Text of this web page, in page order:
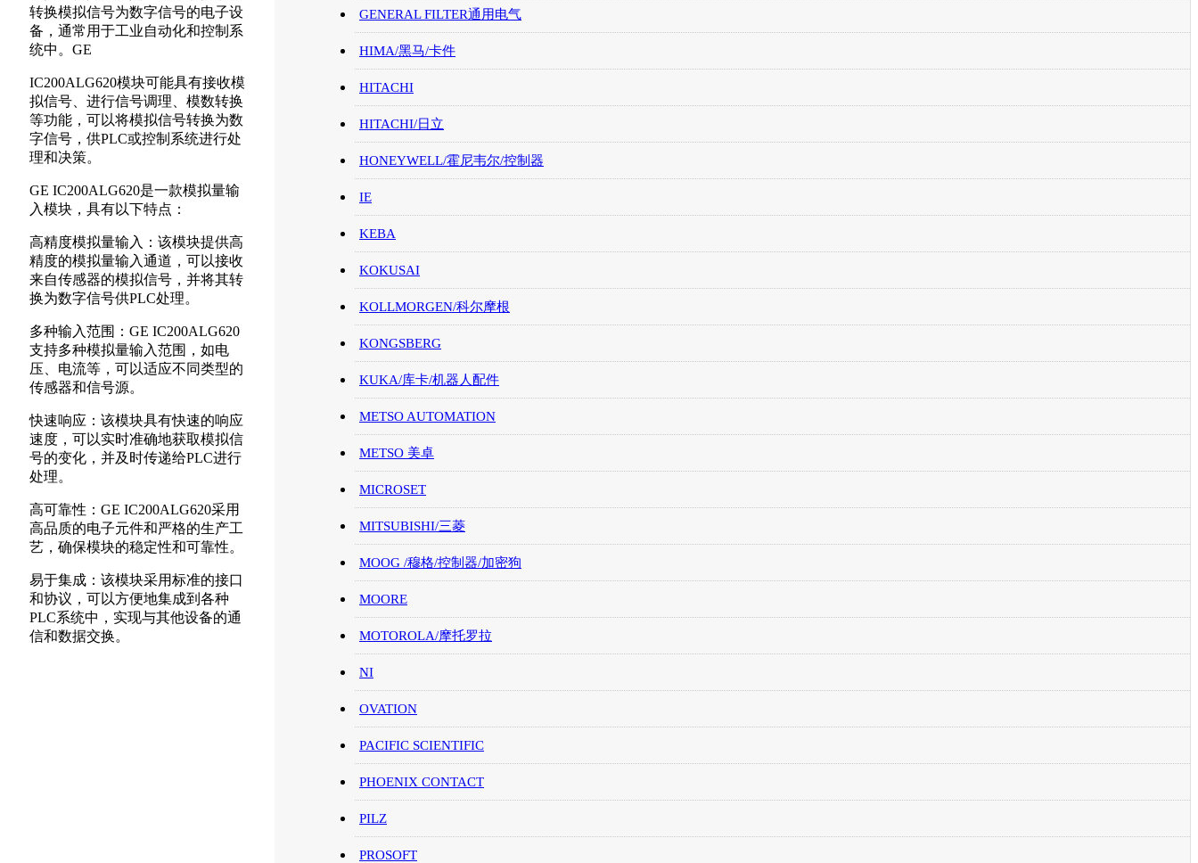
转换模拟信号为数字信号的电子设
备，通常用于工业自动化和控制系
统中。GE
IC200ALG620模块可能具有接收模
拟信号、进行信号调理、模数转换
等功能，可以将模拟信号转换为数
字信号，供PLC或控制系统进行处
理和决策。
GE IC200ALG620是一款模拟量输
入模块，具有以下特点：
高精度模拟量输入：该模块提供高
精度的模拟量输入通道，可以接收
来自传感器的模拟信号，并将其转
换为数字信号供PLC处理。
多种输入范围：GE IC200ALG620
支持多种模拟量输入范围，如电
压、电流等，可以适应不同类型的
传感器和信号源。
快速响应：该模块具有快速的响应
速度，可以实时准确地获取模拟信
号的变化，并及时传递给PLC进行
处理。
高可靠性：GE IC200ALG620采用
高品质的电子元件和严格的生产工
艺，确保模块的稳定性和可靠性。
易于集成：该模块采用标准的接口
和协议，可以方便地集成到各种
PLC系统中，实现与其他设备的通
信和数据交换。
GENERAL FILTER通用电气
HIMA/黑马/卡件
HITACHI
HITACHI/日立
HONEYWELL/霍尼韦尔/控制器
IE
KEBA
KOKUSAI
KOLLMORGEN/科尔摩根
KONGSBERG
KUKA/库卡/机器人配件
METSO AUTOMATION
METSO 美卓
MICROSET
MITSUBISHI/三菱
MOOG /穆格/控制器/加密狗
MOORE
MOTOROLA/摩托罗拉
NI
OVATION
PACIFIC SCIENTIFIC
PHOENIX CONTACT
PILZ
PROSOFT